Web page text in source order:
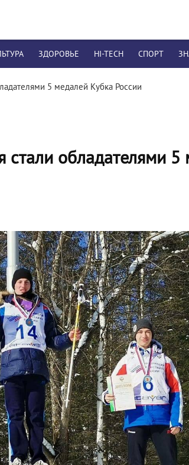
ЗДОРОВЬЕ HI-TECH СПОРТ
5 медалей Кубка России
обладателями 5